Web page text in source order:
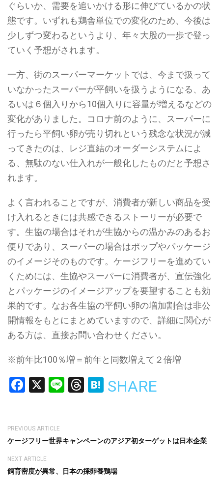
ぐらいか、需要を追いかける形に伸びているかの状
態です。いずれも鶏舎単位での変化のため、今後は
少しずつ変わるというより、年々大股の一歩で登っ
ていく予想がされます。
一方、街のスーパーマーケットでは、今まで扱って
いなかったスーパーが平飼いを扱うようになる、あ
るいは６個入りから10個入りに容量が増えるなどの
変化がありました。コロナ前のように、スーパーに
行ったら平飼い卵が売り切れという残念な状況が減
ってきたのは、レジ直結のオーダーシステムによ
る、無駄のない仕入れが一般化したものだと予想さ
れます。
よく言われることですが、消費者が新しい商品を受
け入れるときには共感できるストーリーが必要で
す。生協の場合はそれが生協からの温かみのあるお
便りであり、スーパーの場合はポップやパッケージ
のイメージそのものです。ケージフリーを進めてい
くためには、生協やスーパーに消費者が、宣伝強化
とパッケージのイメージアップを要望することも効
果的です。なお各生協の平飼い卵の増加割合は非公
開情報をもとにまとめていますので、詳細に関心が
ある方は、直接お問い合わせください。
※前年比100％増＝前年と同数増えて２倍増
Facebook
X LineThreads
Hatena
SHARE
PREVIOUS ARTICLE
ケージフリー世界キャンペーンのアジア初ターゲットは日本企業
NEXT ARTICLE
飼育密度が異常、日本の採卵養鶏場